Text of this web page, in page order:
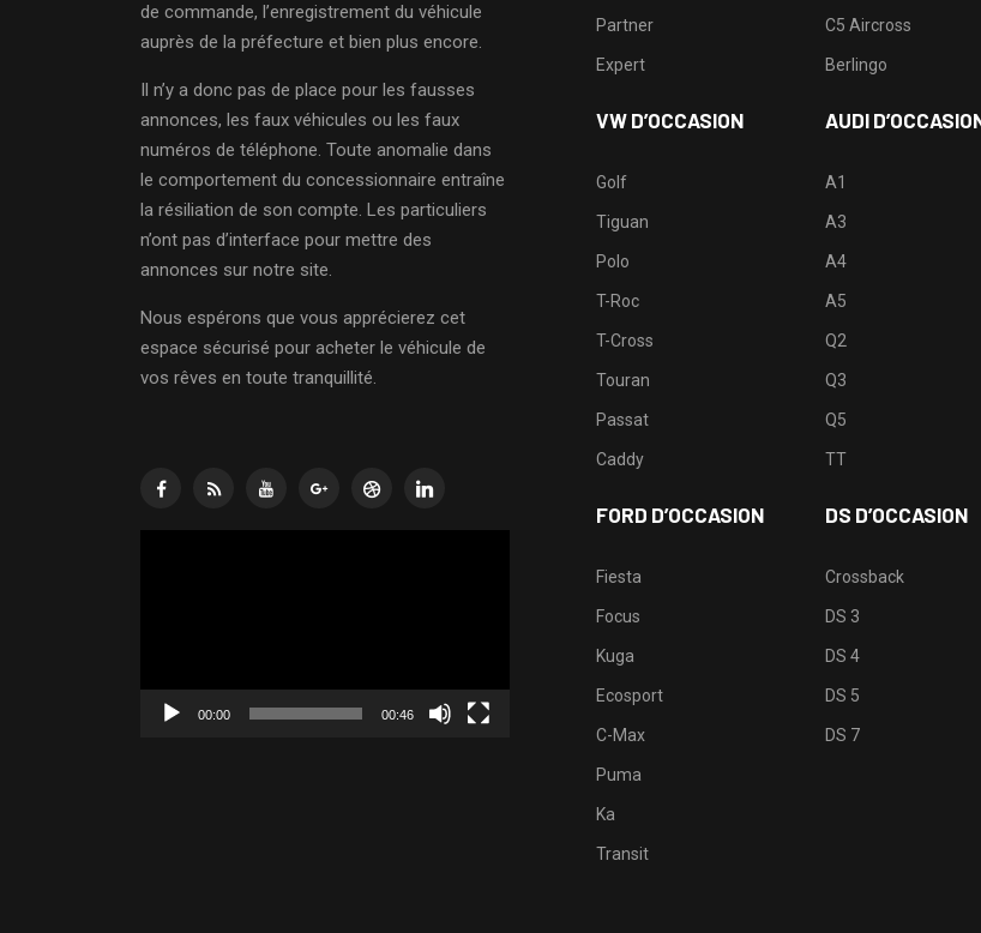
de commande, l’enregistrement du véhicule
auprès de la préfecture et bien plus encore.
Il n’y a donc pas de place pour les fausses
annonces, les faux véhicules ou les faux
numéros de téléphone. Toute anomalie dans
le comportement du concessionnaire entraîne
la résiliation de son compte. Les particuliers
n’ont pas d’interface pour mettre des
annonces sur notre site.
Nous espérons que vous apprécierez cet
espace sécurisé pour acheter le véhicule de
vos rêves en toute tranquillité.
00:00 00:46
Partner
Expert
VW D’OCCASION
Golf
Tiguan
Polo
T-Roc
T-Cross
Touran
Passat
Caddy
FORD D’OCCASION
Fiesta
Focus
Kuga
Ecosport
C-Max
Puma
Ka
Transit
C5 Aircross
Berlingo
AUDI
A1
A3
A4
A5
Q2
Q3
Q5
TT
DS D’OCCASION
Crossback
DS 3
DS 4
DS 5
DS 7